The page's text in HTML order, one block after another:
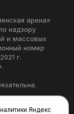
арена»
надзору
и массовых
номер
г.
Яндекс